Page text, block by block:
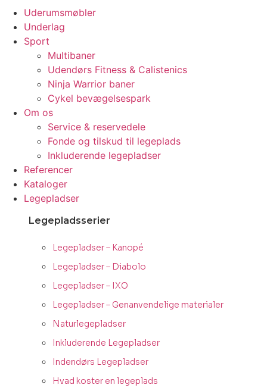
Uderumsmøbler
Underlag
Sport
Multibaner
Udendørs Fitness & Calistenics
Ninja Warrior baner
Cykel bevægelsespark
Om os
Service & reservedele
Fonde og tilskud til legeplads
Inkluderende legepladser
Referencer
Kataloger
Legepladser
Legepladsserier
Legepladser – Kanopé
Legepladser – Diabolo
Legepladser – IXO
Legepladser – Genanvendelige materialer
Naturlegepladser
Inkluderende Legepladser
Indendørs Legepladser
Hvad koster en legeplads